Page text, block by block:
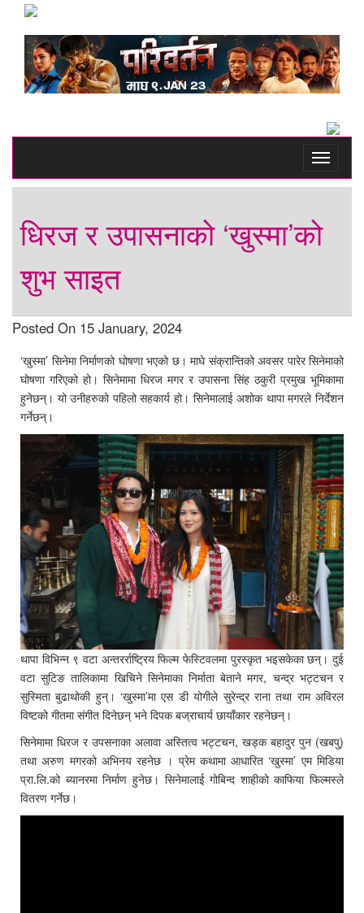
Toggle
धिरज र उपासनाको ‘खुस्मा’को
शुभ साइत
Posted On 15 January, 2024
‘खुस्मा’ सिनेमा निर्माणको घोषणा भएको छ। माघे संक्रान्तिको अवसर पारेर सिनेमाको
घोषणा गरिएको हो। सिनेमामा धिरज मगर र उपासना सिंह ठकुरी प्रमुख भूमिकामा
हुनेछन्। यो उनीहरुको पहिलो सहकार्य हो। सिनेमालाई अशोक थापा मगरले निर्देशन
गर्नेछन्।
थापा विभिन्न ९ वटा अन्तरर्राष्ट्रिय फिल्म फेस्टिवलमा पुरस्कृत भइसकेका छन्। दुई
वटा सुटिङ तालिकामा खिचिने सिनेमाका निर्माता बेताने मगर, चन्द्र भट्टचन र
सुस्मिता बुढाथोकी हुन्। ‘खुस्मा’मा एस डी योगीले सुरेन्द्र राना तथा राम अविरल
विष्टको गीतमा संगीत दिनेछन् भने दिपक बज्राचार्य छायाँकार रहनेछन्।
सिनेमामा धिरज र उपसनाका अलावा अस्तित्व भट्टचन, खड्क बहादुर पुन (खबपु)
तथा अरुण मगरको अभिनय रहनेछ । प्रेम कथामा आधारित ‘खुस्मा’ एम मिडिया
प्रा.लि.को ब्यानरमा निर्माण हुनेछ। सिनेमालाई गोबिन्द शाहीको काफिया फिल्मस्ले
वितरण गर्नेछ।